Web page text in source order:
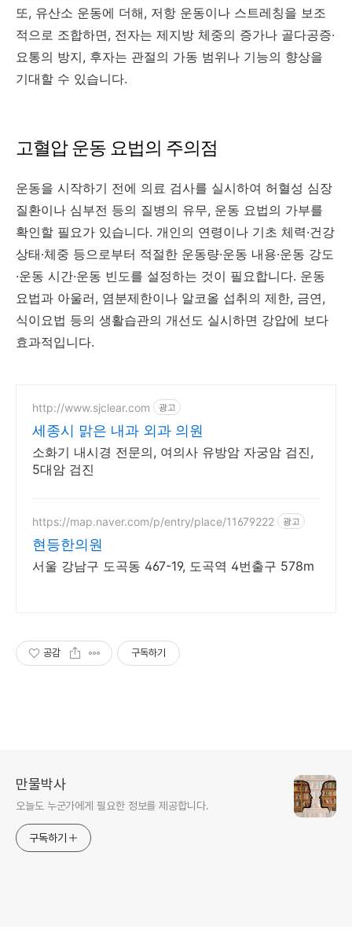
또, 유산소 운동에 더해, 저항 운동이나 스트레칭을 보조
적으로 조합하면, 전자는 제지방 체중의 증가나 골다공증·
요통의 방지, 후자는 관절의 가동 범위나 기능의 향상을
기대할 수 있습니다.
고혈압 운동 요법의 주의점
운동을 시작하기 전에 의료 검사를 실시하여 허혈성 심장
질환이나 심부전 등의 질병의 유무, 운동 요법의 가부를
확인할 필요가 있습니다. 개인의 연령이나 기초 체력·건강
상태·체중 등으로부터 적절한 운동량·운동 내용·운동 강도
·운동 시간·운동 빈도를 설정하는 것이 필요합니다. 운동
요법과 아울러, 염분제한이나 알코올 섭취의 제한, 금연,
식이요법 등의 생활습관의 개선도 실시하면 강압에 보다
효과적입니다.
http://www.sjclear.com 광고
세종시 맑은 내과 외과 의원
소화기 내시경 전문의, 여의사 유방암 자궁암 검진,
5대암 검진
https://map.naver.com/p/entry/place/11679222 광고
현등한의원
서울 강남구 도곡동 467-19, 도곡역 4번출구 578m
공감 구독하기
만물박사
오늘도 누군가에게 필요한 정보를 제공합니다.
구독하기